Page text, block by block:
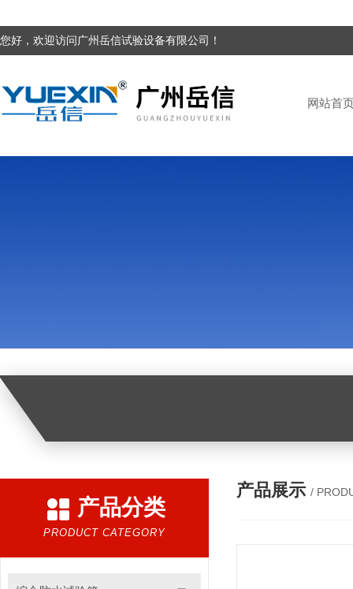
您好，欢迎访问广州岳信试验设备有限公司！
网站首
产品分类
PRODUCT CATEGORY
产品展示 /